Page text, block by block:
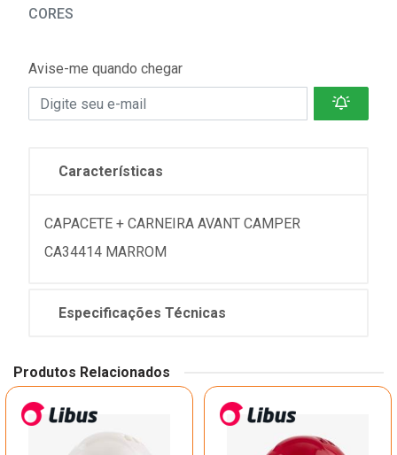
CORES
Avise-me quando chegar
Características
CAPACETE + CARNEIRA AVANT CAMPER
CA34414 MARROM
Especificações Técnicas
Produtos Relacionados